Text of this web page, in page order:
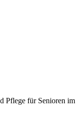
Pflege für Senioren im